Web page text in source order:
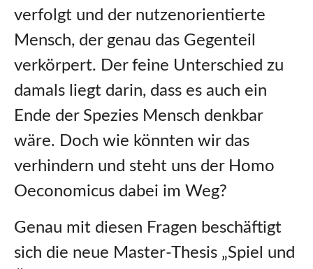
verfolgt und der nutzenorientierte
Mensch, der genau das Gegenteil
verkörpert. Der feine Unterschied zu
damals liegt darin, dass es auch ein
Ende der Spezies Mensch denkbar
wäre. Doch wie könnten wir das
verhindern und steht uns der Homo
Oeconomicus dabei im Weg?
Genau mit diesen Fragen beschäftigt
sich die neue Master-Thesis „Spiel und